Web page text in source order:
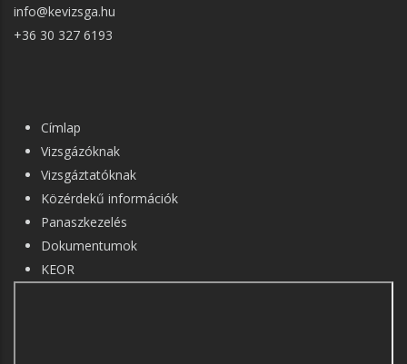
info@kevizsga.hu
+36 30 327 6193
FŐ
NAVIGÁCIÓ
Címlap
Vizsgázóknak
Vizsgáztatóknak
Közérdekű információk
Panaszkezelés
Dokumentumok
KEOR